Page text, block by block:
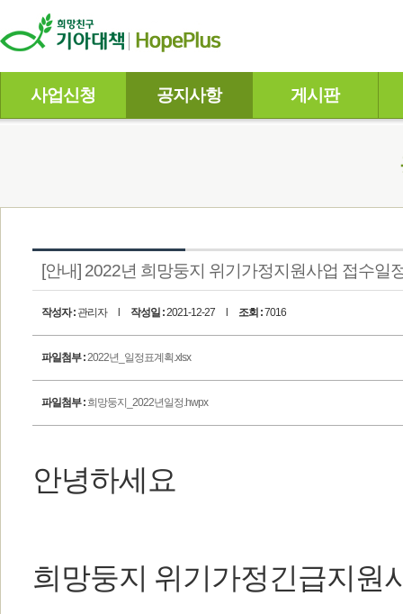
사업신청 공지사항 게시판
[안내] 2022년 희망둥지 위기가정지원사업 접수일
작성자 : 관리자 작성일 :2021-12-27 조회 :7016
파일첨부 :2022년_일정표계획.xlsx
파일첨부 : 희망둥지_2022년일정.hwpx
안녕하세요
희망둥지 위기가정긴급지원